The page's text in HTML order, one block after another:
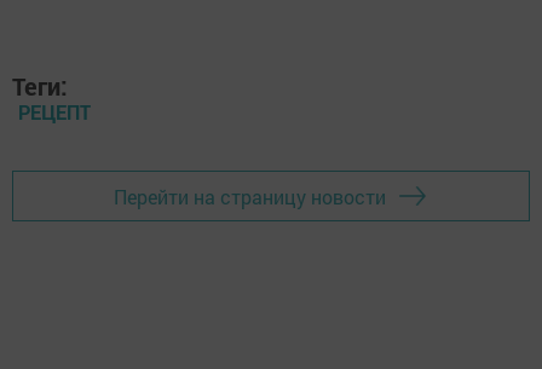
Теги:
РЕЦЕПТ
Перейти на страницу новости